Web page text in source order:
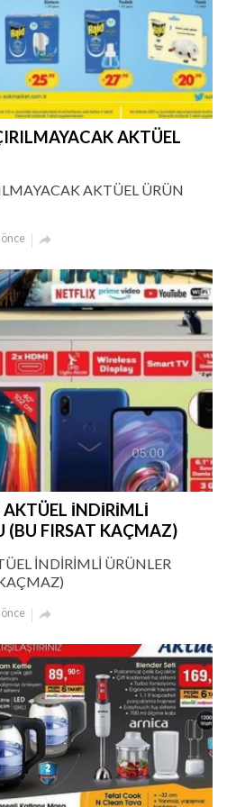
AKTÜEL
AKTÜEL ÜRÜN
önce 
İNDİRİMLİ
(BU FIRSAT KAÇMAZ)
İNDİRİMLİ ÜRÜNLER
önce 